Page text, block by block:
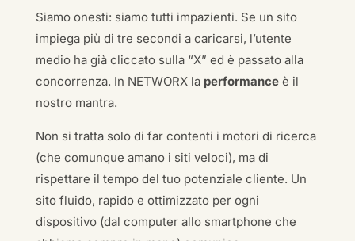
Siamo onesti: siamo tutti impazienti. Se un sito
impiega più di tre secondi a caricarsi, l’utente
medio ha già cliccato sulla “X” ed è passato alla
concorrenza. In NETWORX la performanceè il
nostro mantra.
Non si tratta solo di far contenti i motori di ricerca
(che comunque amano i siti veloci), ma di
rispettare il tempo del tuo potenziale cliente. Un
sito fluido, rapido e ottimizzato per ogni
dispositivo (dal computer allo smartphone che